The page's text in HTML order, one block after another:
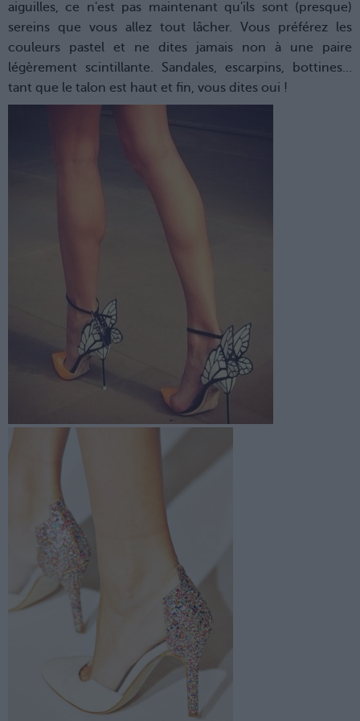
aiguilles, ce n'est pas maintenant qu'ils sont (presque)
sereins que vous allez tout lâcher. Vous préférez les
couleurs pastel et ne dites jamais non à une paire
légèrement scintillante. Sandales, escarpins, bottines…
tant que le talon est haut et fin, vous dites oui !